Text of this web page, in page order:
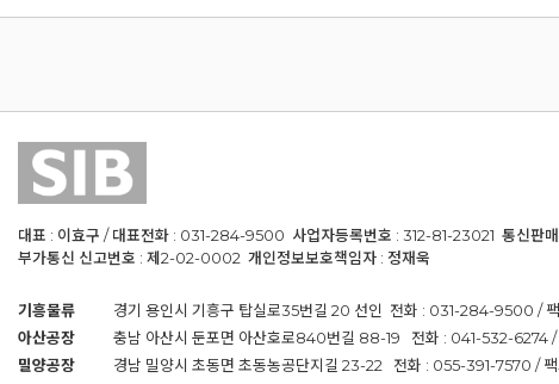
대표 : 이효구 / 대표전화 : 031-284-9500 사업자등록번호 : 312-81-23021 통신판
부가통신 신고번호 : 제2-02-0002 개인정보보호책임자 : 정재욱
기흥물류
경기 용인시 기흥구 탑실로35번길 20 선인 전화 : 031-284-9500 /
아산공장
충남 아산시 둔포면 아산호로840번길 88-19 전화 : 041-532-6274 /
밀양공장
경남 밀양시 초동면 초동농공단지길 23-22 전화 : 055-391-7570 /